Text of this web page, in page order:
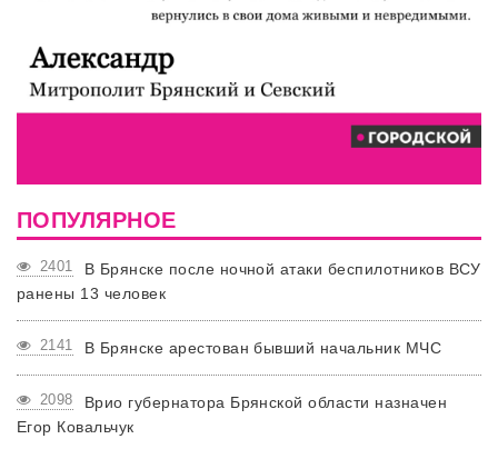
ПОПУЛЯРНОЕ
2401
В Брянске после ночной атаки беспилотников ВСУ
ранены 13 человек
2141 В Брянске арестован бывший начальник МЧС
2098
Врио губернатора Брянской области назначен
Егор Ковальчук